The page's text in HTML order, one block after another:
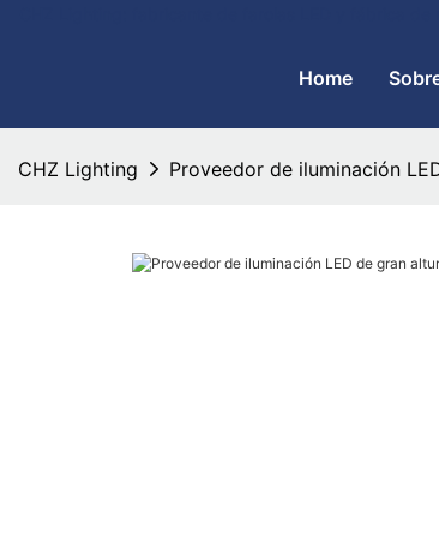
Home
CHZ Lighting Proveedor de iluminación